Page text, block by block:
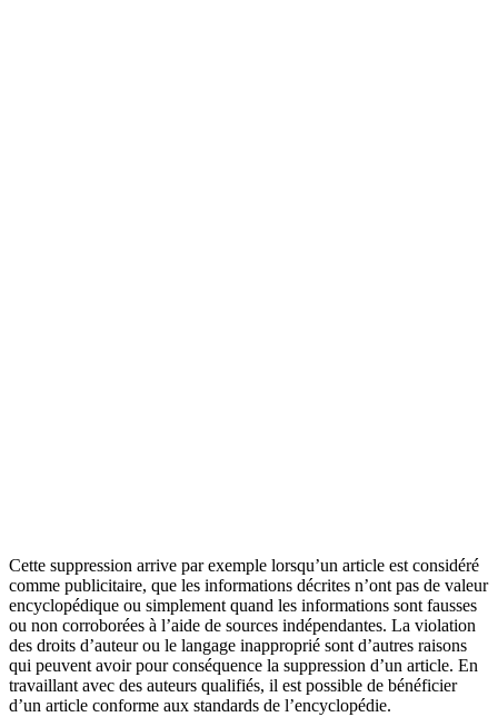
Cette suppression arrive par exemple lorsqu’un article est considéré
comme publicitaire, que les informations décrites n’ont pas de valeur
encyclopédique ou simplement quand les informations sont fausses
ou non corroborées à l’aide de sources indépendantes. La violation
des droits d’auteur ou le langage inapproprié sont d’autres raisons
qui peuvent avoir pour conséquence la suppression d’un article. En
travaillant avec des auteurs qualifiés, il est possible de bénéficier
d’un article conforme aux standards de l’encyclopédie.